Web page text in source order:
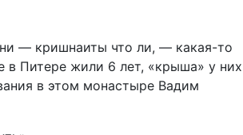
— кришнаиты что ли, — какая-то
в Питере жили 6 лет, «крыша» у них
в этом монастыре Вадим